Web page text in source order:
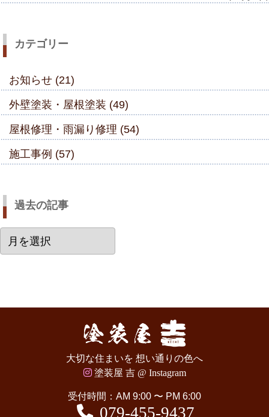
カテゴリー
お知らせ (21)
外壁塗装・屋根塗装 (49)
屋根修理・雨漏り修理 (54)
施工事例 (57)
過去の記事
去
大切な住まいを 想い通りの色へ
塗装屋 吉 @ Instagram
受付時間：AM 9:00 〜 PM 6:00
079-455-9437